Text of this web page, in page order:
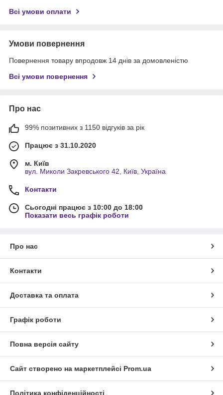
Всі умови оплати
Умови повернення
Повернення товару впродовж 14 днів за домовленістю
Всі умови повернення
Про нас
99% позитивних з 1150 відгуків за рік
Працює з 31.10.2020
м. Київ
вул. Миколи Закревського 42, Київ, Україна
Контакти
Сьогодні працює з 10:00 до 18:00
Показати весь графік роботи
Про нас
Контакти
Доставка та оплата
Графік роботи
Повна версія сайту
Сайт створено на маркетплейсі Prom.ua
Політика конфіденційності